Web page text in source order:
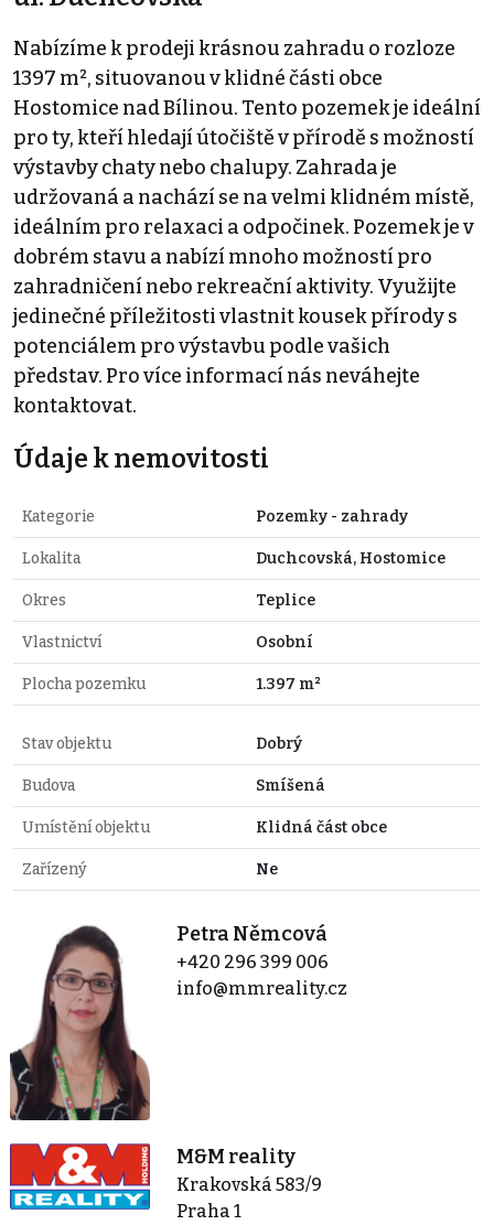
Nabízíme k prodeji krásnou zahradu o rozloze
1397 m², situovanou v klidné části obce
Hostomice nad Bílinou. Tento pozemek je ideální
pro ty, kteří hledají útočiště v přírodě s možností
výstavby chaty nebo chalupy. Zahrada je
udržovaná a nachází se na velmi klidném místě,
ideálním pro relaxaci a odpočinek. Pozemek je v
dobrém stavu a nabízí mnoho možností pro
zahradničení nebo rekreační aktivity. Využijte
jedinečné příležitosti vlastnit kousek přírody s
potenciálem pro výstavbu podle vašich
představ. Pro více informací nás neváhejte
kontaktovat.
Údaje k nemovitosti
Kategorie Pozemky - zahrady
Lokalita Duchcovská, Hostomice
Okres Teplice
Vlastnictví Osobní
Plocha pozemku 1.397 m²
Stav objektu Dobrý
Budova Smíšená
Umístění objektu Klidná část obce
Zařízený Ne
Petra Němcová
+420 296 399 006
info@mmreality.cz
M&M reality
Krakovská 583/9
Praha 1